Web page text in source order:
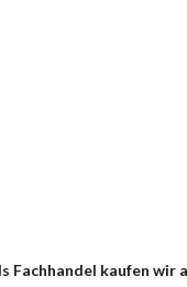
Fachhandel kaufen